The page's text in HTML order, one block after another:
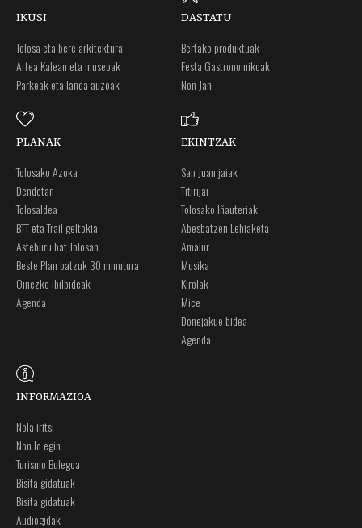
IKUSI
Tolosa eta bere arkitektura
Artea Kalean eta museoak
Parkeak eta landa auzoak
DASTATU
Bertako produktuak
Festa Gastronomikoak
Non Jan
PLANAK
Tolosako Azoka
Dendetan
Tolosaldea
BTT eta Trail geltokia
Asteburu bat Tolosan
Beste Plan batzuk 30 minutura
Oinezko ibilbideak
Agenda
EKINTZAK
San Juan jaiak
Titirijai
Tolosako Iñauteriak
Abesbatzen Lehiaketa
Amalur
Musika
Kirolak
Mice
Donejakue bidea
Agenda
INFORMAZIOA
Nola iritsi
Non lo egin
Turismo Bulegoa
Bisita gidatuak
Bisita gidatuak
Audiogidak